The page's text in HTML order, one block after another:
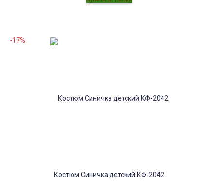
Костюм Синичка детский КФ-2042
-17%